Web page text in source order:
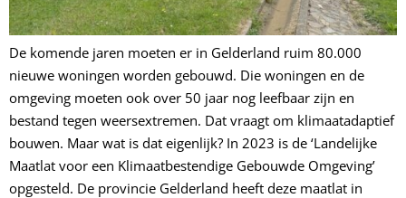
De komende jaren moeten er in Gelderland ruim 80.000
nieuwe woningen worden gebouwd. Die woningen en de
omgeving moeten ook over 50 jaar nog leefbaar zijn en
bestand tegen weersextremen. Dat vraagt om klimaatadaptief
bouwen. Maar wat is dat eigenlijk? In 2023 is de ‘Landelijke
Maatlat voor een Klimaatbestendige Gebouwde Omgeving’
opgesteld. De provincie Gelderland heeft deze maatlat in